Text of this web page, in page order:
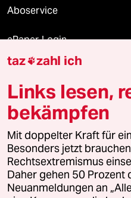
Aboservice
ePaper Login
Downloads für Abonnierende
© 2026 taz Verlags und
Alle Rechte vorbehalten. Bei
wenden Sie sich bitte an
Feedback
taz zahl ich
Links lesen,
bekämpfen
Mit doppelter Kraft für
Besonders jetzt
Rechtsextremismus
Daher gehen 50 Prozent
Neuanmeldungen an